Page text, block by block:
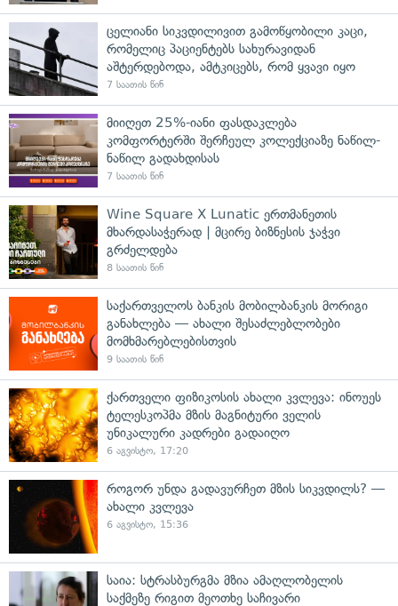
ცელიანი სიკვდილივით გამოწყობილი კაცი,
რომელიც პაციენტებს სახურავიდან
აშტერდებოდა, ამტკიცებს, რომ ყვავი იყო
7 საათის წინ
მიიღეთ 25%-იანი ფასდაკლება
კომფორტერში შერჩეულ კოლექციაზე ნაწილ-
ნაწილ გადახდისას
7 საათის წინ
Wine Square X Lunatic ერთმანეთის
მხარდასაჭერად | მცირე ბიზნესის ჯაჭვი
გრძელდება
8 საათის წინ
საქართველოს ბანკის მობილბანკის მორიგი
განახლება — ახალი შესაძლებლობები
მომხმარებლებისთვის
9 საათის წინ
ქართველი ფიზიკოსის ახალი კვლევა: ინოუეს
ტელესკოპმა მზის მაგნიტური ველის
უნიკალური კადრები გადაიღო
6 აგვისტო, 17:20
როგორ უნდა გადავურჩეთ მზის სიკვდილს? —
ახალი კვლევა
6 აგვისტო, 15:36
საია: სტრასბურგმა მზია ამაღლობელის
საქმეზე რიგით მეოთხე საჩივარი